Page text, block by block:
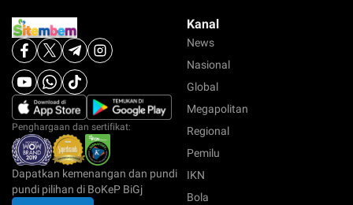
Penghargaan dan sertifikat:
Dapatkan kemenangan dan pundi
pundi pilihan di BoKeP BiGj
Kanal
News
Nasional
Global
Megapolitan
Regional
Pemilu
IKN
Bola